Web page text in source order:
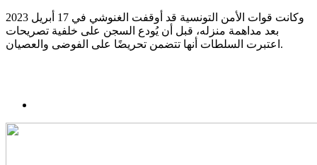
وكانت قوات الأمن التونسية قد أوقفت الغنوشي في 17 أبريل 2023
بعد مداهمة منزله، قبل أن يُودع السجن على خلفية تصريحات
اعتبرت السلطات أنها تتضمن تحريضًا على الفوضى والعصيان.